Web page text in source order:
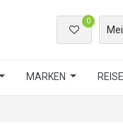
0
MARKEN